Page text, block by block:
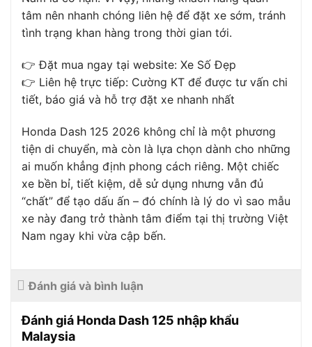
tâm nên nhanh chóng liên hệ để đặt xe sớm, tránh
tình trạng khan hàng trong thời gian tới.
👉 Đặt mua ngay tại website: Xe Số Đẹp
👉 Liên hệ trực tiếp: Cường KT để được tư vấn chi
tiết, báo giá và hỗ trợ đặt xe nhanh nhất
Honda Dash 125 2026 không chỉ là một phương
tiện di chuyển, mà còn là lựa chọn dành cho những
ai muốn khẳng định phong cách riêng. Một chiếc
xe bền bỉ, tiết kiệm, dễ sử dụng nhưng vẫn đủ
“chất” để tạo dấu ấn – đó chính là lý do vì sao mẫu
xe này đang trở thành tâm điểm tại thị trường Việt
Nam ngay khi vừa cập bến.
Đánh giá và bình luận
Đánh giá Honda Dash 125 nhập khẩu
Malaysia